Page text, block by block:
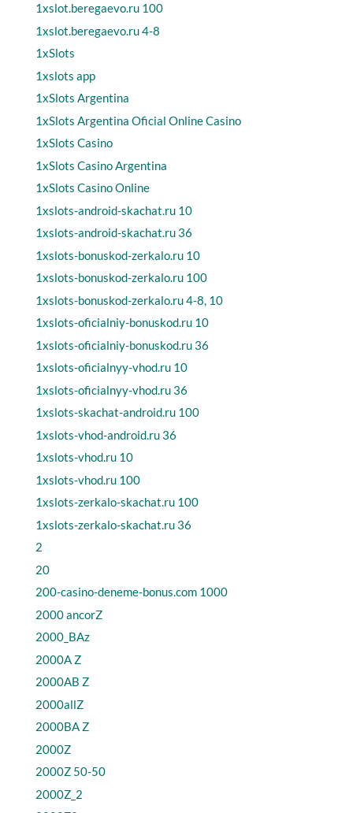
1xslot.beregaevo.ru 100
1xslot.beregaevo.ru 4-8
1xSlots
1xslots app
1xSlots Argentina
1xSlots Argentina Oficial Online Casino
1xSlots Casino
1xSlots Casino Argentina
1xSlots Casino Online
1xslots-android-skachat.ru 10
1xslots-android-skachat.ru 36
1xslots-bonuskod-zerkalo.ru 10
1xslots-bonuskod-zerkalo.ru 100
1xslots-bonuskod-zerkalo.ru 4-8, 10
1xslots-oficialniy-bonuskod.ru 10
1xslots-oficialniy-bonuskod.ru 36
1xslots-oficialnyy-vhod.ru 10
1xslots-oficialnyy-vhod.ru 36
1xslots-skachat-android.ru 100
1xslots-vhod-android.ru 36
1xslots-vhod.ru 10
1xslots-vhod.ru 100
1xslots-zerkalo-skachat.ru 100
1xslots-zerkalo-skachat.ru 36
2
20
200-casino-deneme-bonus.com 1000
2000 ancorZ
2000_BAz
2000A Z
2000AB Z
2000allZ
2000BA Z
2000Z
2000Z 50-50
2000Z_2